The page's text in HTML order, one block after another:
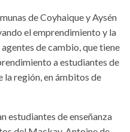
de Coyhaique y Aysén
el emprendimiento y la
de cambio, que tiene
a estudiantes de
la región, en ámbitos de
estudiantes de enseñanza